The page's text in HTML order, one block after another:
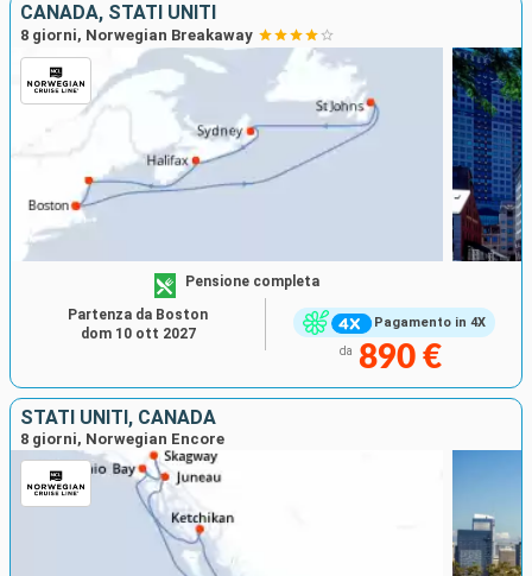
CANADA, STATI UNITI
8 giorni, Norwegian Breakaway
Pagamento in 4X
Pensione completa
da 890 €
Partenza da Boston
dom 10 ott 2027
STATI UNITI, CANADA
8 giorni, Norwegian Encore